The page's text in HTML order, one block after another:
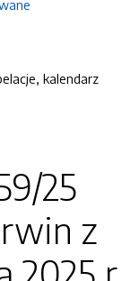
kalendarz
25
z